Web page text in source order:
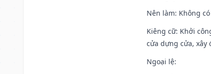
Nên làm: Không
Kiêng cữ: Khởi
cửa dựng cửa, xây
Ngoại lệ: